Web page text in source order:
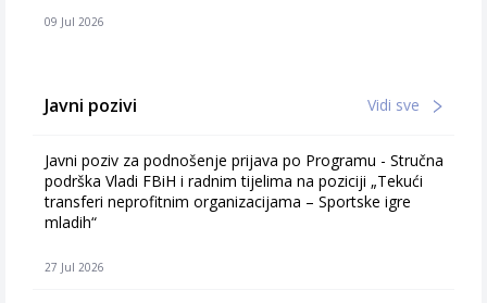
09 Jul 2026
Javni pozivi Vidi sve
Javni poziv za podnošenje prijava po Programu - Stručna
podrška Vladi FBiH i radnim tijelima na poziciji „Tekući
transferi neprofitnim organizacijama – Sportske igre
mladih“
27 Jul 2026